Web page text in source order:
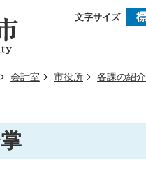
文字サイズ
会計室 市役所 各課の紹介